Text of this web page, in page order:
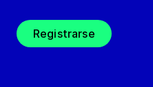
Registrarse